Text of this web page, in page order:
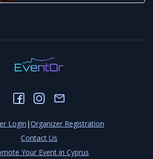
Login |Organizer Registration
Contact Us
Your Event in Cyprus